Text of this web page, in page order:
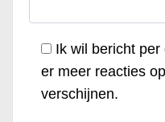
Ik wil bericht
er meer reacties
verschijnen.